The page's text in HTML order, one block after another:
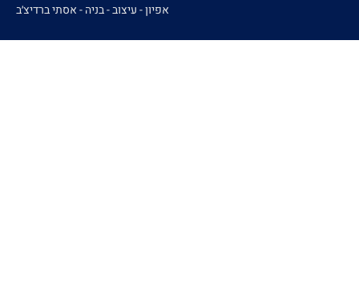
אפיון - עיצוב - בניה -אסתי ברדיצ׳ב